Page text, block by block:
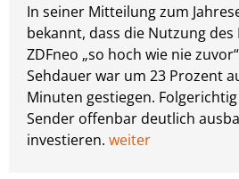
In seiner Mitteilung zum
bekannt, dass die Nutzung des
ZDFneo „so hoch wie nie
Sehdauer war um 23 Prozent
Minuten gestiegen.
Sender offenbar deutlich
investieren. weiter